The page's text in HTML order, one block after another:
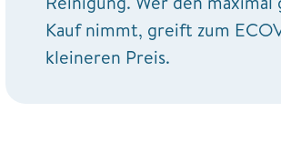
Kauf nimmt, greift zum
kleineren Preis.